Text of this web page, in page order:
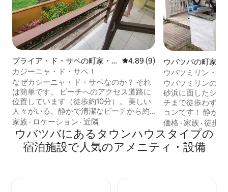
プライア・ド・サペの町家・
長屋
レビュー9件、5つ星中4.89つ
4.89 (9)
カジーニャ・ド・サペ！
なぜカシーニャ・ド・サペなのか？ それ
は簡単です。 ビーチへのアクセス道路に
位置しています（徒歩約10分）。 美しい
人々がいる、静かで清潔なビーチから約
390mの場所にあります。散らかっていま
せん！静かな場所です。 市場、パン屋、
ワインショップが近く（150m）にありま
す。 まだご納得いただけませんか？
家族 · ロケーション · 近隣
ウバツバの町家・
ウバツミリン・ペ
ウバツミリンの素
砂浜に面したシン
チまで徒歩わずか
ョンです！ 静か
ーチを楽しみたい
共有されており、
ご宿泊いただけま
ブルベッド1台と
価格 ·家族 ·徒歩
ウバツバにあるタウンハウスタイプの
宿泊施設で人気のアメニティ・設備